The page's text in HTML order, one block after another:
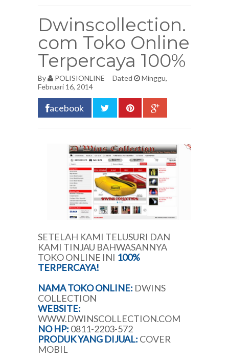
Dwinscollection.
com Toko Online
Terpercaya 100%
By POLISIONLINE Dated
Minggu,
Februari 16, 2014
acebook
SETELAH KAMI TELUSURI DAN
KAMI TINJAU BAHWASANNYA
TOKO ONLINE INI 100%
TERPERCAYA!
NAMA TOKO ONLINE: DWINS
COLLECTION
WEBSITE:
WWW.DWINSCOLLECTION.COM
NO HP: 0811-2203-572
PRODUK YANG DIJUAL: COVER
MOBIL